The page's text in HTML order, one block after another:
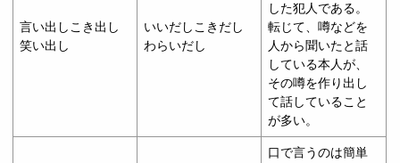
言い出しこき出し
笑い出し
いいだしこきだし
わらいだし
した犯人である。
転じて、噂などを
人から聞いたと話
している本人が、
その噂を作り出し
て話していること
が多い。
口で言うのは簡単